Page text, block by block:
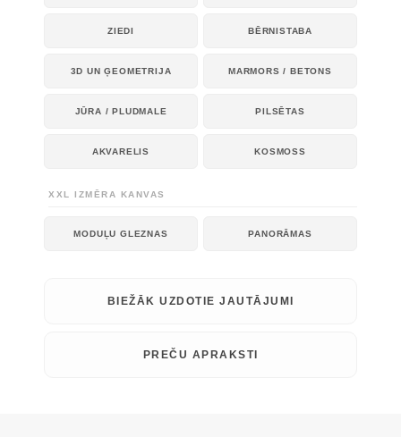
ZIEDI BĒRNISTABA
3D UN ĢEOMETRIJA MARMORS / BETONS
JŪRA / PLUDMALE PILSĒTAS
AKVARELIS KOSMOSS
XXL IZMĒRA KANVAS
MODUĻU GLEZNAS PANORĀMAS
BIEŽĀK UZDOTIE JAUTĀJUMI
PREČU APRAKSTI